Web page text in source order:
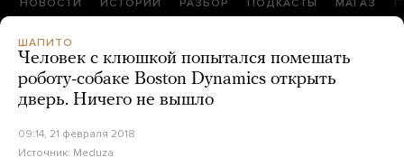
НОВОСТИ ИСТОРИИ РАЗБОР ПОДКАСТЫ МАГАЗ
ШАПИТО
Человек с клюшкой попытался помешать
роботу-собаке Boston Dynamics открыть
дверь. Ничего не вышло
09:14, 21 февраля 2018
Источник: Meduza